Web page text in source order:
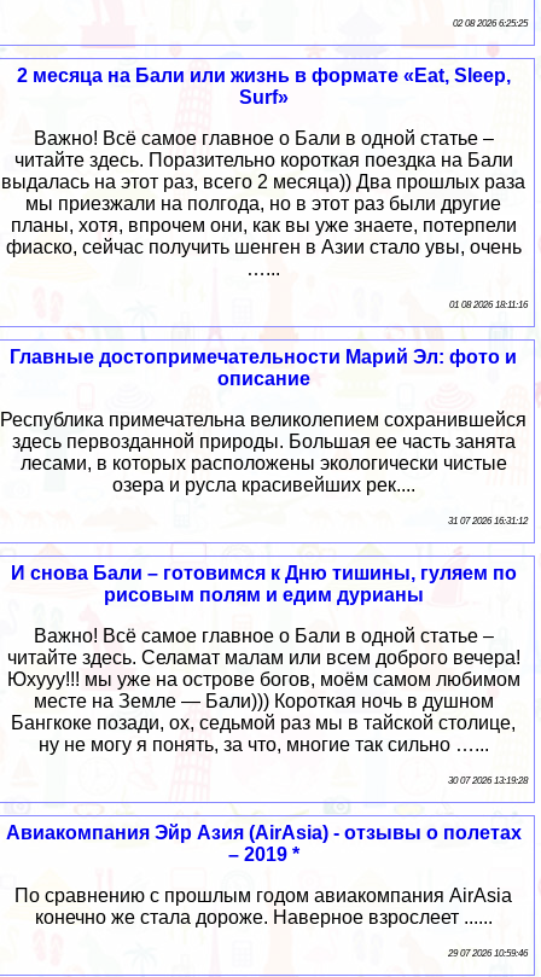
02 08 2026 6:25:25
2 месяца на Бали или жизнь в формате «Eat, Sleep,
Surf»
Важно! Всё самое главное о Бали в одной статье –
читайте здесь. Поразительно короткая поездка на Бали
выдалась на этот раз, всего 2 месяца)) Два прошлых раза
мы приезжали на полгода, но в этот раз были другие
планы, хотя, впрочем они, как вы уже знаете, потерпели
фиаско, сейчас получить шенген в Азии стало увы, очень
…...
01 08 2026 18:11:16
Главные достопримечательности Марий Эл: фото и
описание
Республика примечательна великолепием сохранившейся
здесь первозданной природы. Большая ее часть занята
лесами, в которых расположены экологически чистые
озера и русла красивейших рек....
31 07 2026 16:31:12
И снова Бали – готовимся к Дню тишины, гуляем по
рисовым полям и едим дурианы
Важно! Всё самое главное о Бали в одной статье –
читайте здесь. Селамат малам или всем доброго вечера!
Юхууу!!! мы уже на острове богов, моём самом любимом
месте на Земле — Бали))) Короткая ночь в душном
Бангкоке позади, ох, седьмой раз мы в тайской столице,
ну не могу я понять, за что, многие так сильно …...
30 07 2026 13:19:28
Авиакомпания Эйр Азия (AirAsia) - отзывы о полетах
– 2019 *
По сравнению с прошлым годом авиакомпания AirAsia
конечно же стала дороже. Наверное взрослеет ......
29 07 2026 10:59:46